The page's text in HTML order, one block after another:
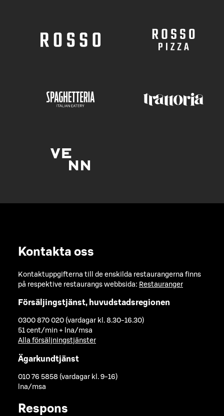
Kontakta oss
Kontaktuppgifterna till de enskilda restaurangerna finns
på respektive restaurangs webbsida: Restauranger
Försäljingstjänst, huvudstadsregionen
0300 870 020 (vardagar kl. 8.30-16.30)
51 cent/min + lna/msa
Alla försäljningstjänster
Ägarkundtjänst
010 76 5858 (vardagar kl. 9-16)
lna/msa
Respons